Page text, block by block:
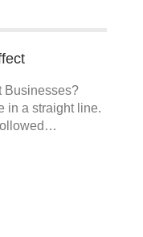
Businesses?
in a straight line.